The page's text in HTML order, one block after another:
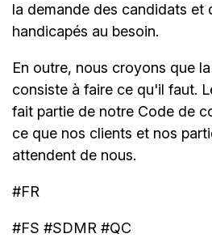
la demande des candidats et
handicapés au besoin.
En outre, nous croyons que
consiste à faire ce qu'il faut.
fait partie de notre Code de
ce que nos clients et nos
attendent de nous.
#FR
#FS #SDMR #QC